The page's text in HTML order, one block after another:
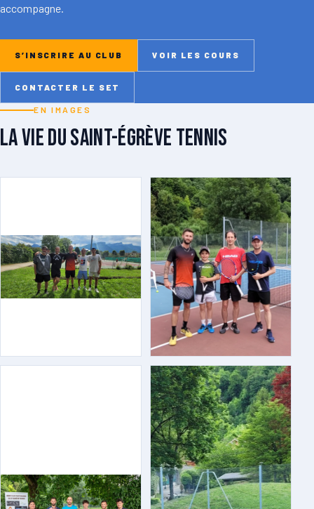
accompagne.
S’INSCRIRE AU CLUB VOIR LES COURS
CONTACTER LE SET
EN IMAGES
La vie du Saint-Égrève Tennis